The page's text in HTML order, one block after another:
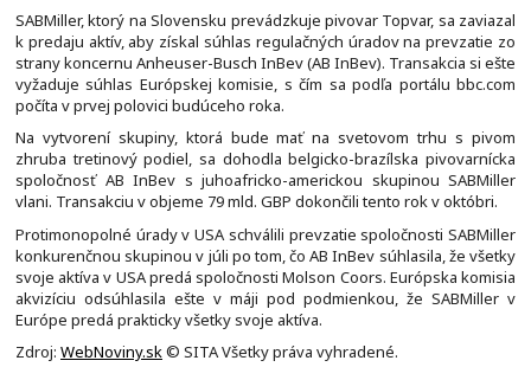
SABMiller, ktorý na Slovensku prevádzkuje pivovar Topvar, sa zaviazal
k predaju aktív, aby získal súhlas regulačných úradov na prevzatie zo
strany koncernu Anheuser-Busch InBev (AB InBev). Transakcia si ešte
vyžaduje súhlas Európskej komisie, s čím sa podľa portálu bbc.com
počíta v prvej polovici budúceho roka.
Na vytvorení skupiny, ktorá bude mať na svetovom trhu s pivom
zhruba tretinový podiel, sa dohodla belgicko-brazílska pivovarnícka
spoločnosť AB InBev s juhoafricko-americkou skupinou SABMiller
vlani. Transakciu v objeme 79 mld. GBP dokončili tento rok v októbri.
Protimonopolné úrady v USA schválili prevzatie spoločnosti SABMiller
konkurenčnou skupinou v júli po tom, čo AB InBev súhlasila, že všetky
svoje aktíva v USA predá spoločnosti Molson Coors. Európska komisia
akvizíciu odsúhlasila ešte v máji pod podmienkou, že SABMiller v
Európe predá prakticky všetky svoje aktíva.
Zdroj: WebNoviny.sk© SITA Všetky práva vyhradené.